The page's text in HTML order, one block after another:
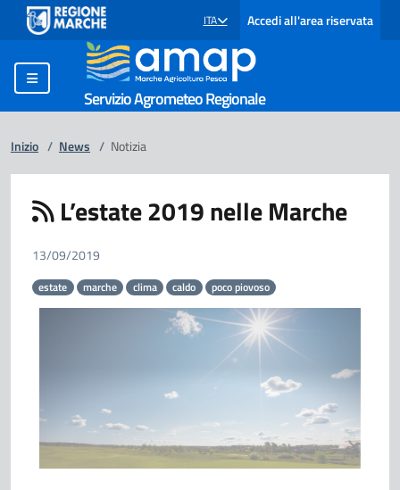
SELEZIONE LINGUA: LINGUA SELEZIONATA
ITA Accedi all'area riservata
Servizio Agrometeo Regionale
Inizio / News / Notizia
L’estate 2019 nelle Marche
13/09/2019
estate marche clima caldo poco piovoso